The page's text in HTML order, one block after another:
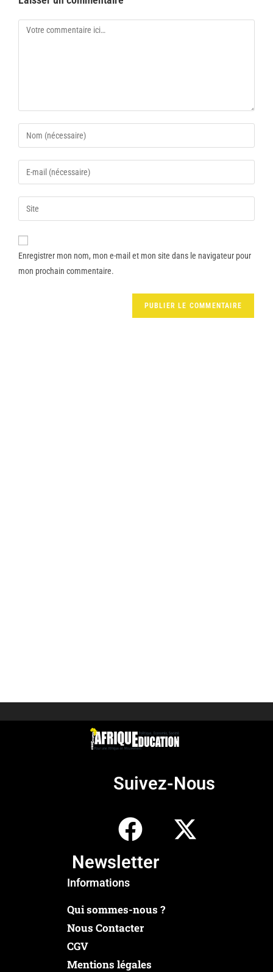
Enregistrer mon nom, mon e-mail et mon site dans le navigateur pour
mon prochain commentaire.
Suivez-Nous
Newsletter
Informations
Qui sommes-nous ?
Nous Contacter
CGV
Mentions légales